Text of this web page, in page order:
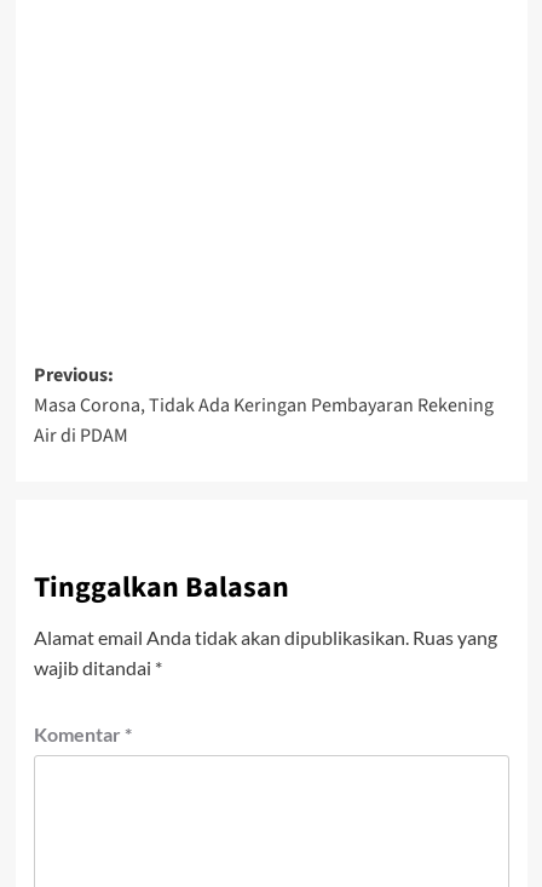
Post
navigation
Previous:
Masa Corona, Tidak Ada Keringan Pembayaran Rekening
Air di PDAM
Tinggalkan Balasan
Alamat email Anda tidak akan dipublikasikan. Ruas yang
wajib ditandai *
Komentar *